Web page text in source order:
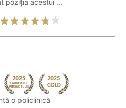
poziția acestui ...
o policlinică